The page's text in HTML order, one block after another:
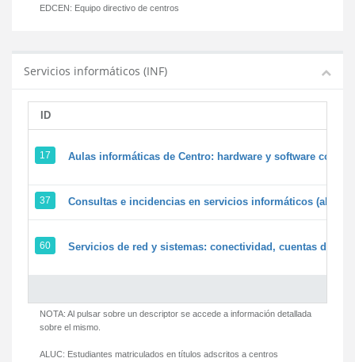
EDCEN: Equipo directivo de centros
Servicios informáticos (INF)
ID
17 Aulas informáticas de Centro: hardware y software
37 Consultas e incidencias en servicios informáticos
60 Servicios de red y sistemas: conectividad, cuentas de
NOTA: Al pulsar sobre un descriptor se accede a información detallada
sobre el mismo.
ALUC: Estudiantes matriculados en títulos adscritos a centros